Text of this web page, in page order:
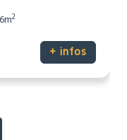
2
+ infos